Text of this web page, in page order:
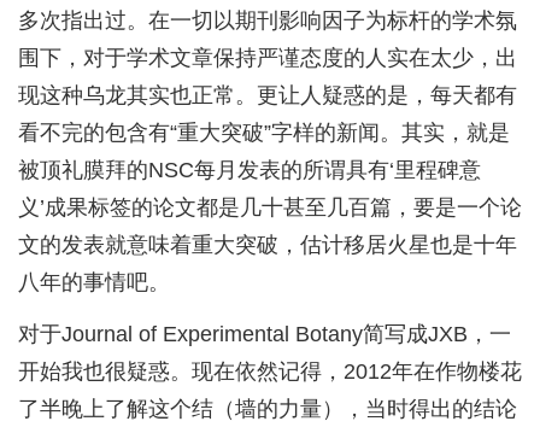
多次指出过。在一切以期刊影响因子为标杆的学术氛
围下，对于学术文章保持严谨态度的人实在太少，出
现这种乌龙其实也正常。更让人疑惑的是，每天都有
看不完的包含有“重大突破”字样的新闻。其实，就是
被顶礼膜拜的NSC每月发表的所谓具有‘里程碑意
义’成果标签的论文都是几十甚至几百篇，要是一个论
文的发表就意味着重大突破，估计移居火星也是十年
八年的事情吧。
对于Journal of Experimental Botany简写成JXB，一
开始我也很疑惑。现在依然记得，2012年在作物楼花
了半晚上了解这个结（墙的力量），当时得出的结论